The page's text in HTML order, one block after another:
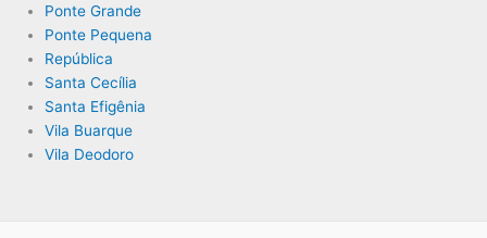
Ponte Grande
Ponte Pequena
República
Santa Cecília
Santa Efigênia
Vila Buarque
Vila Deodoro